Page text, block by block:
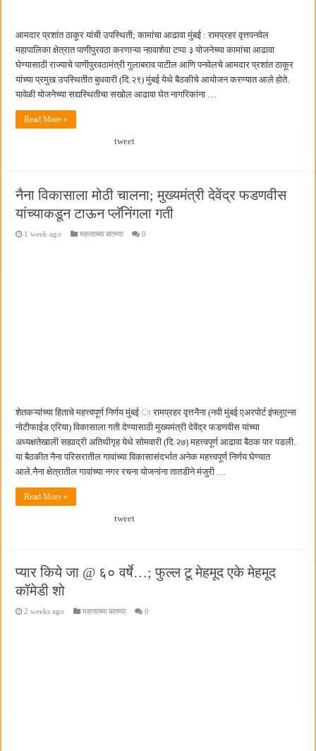
आमदार प्रशांत ठाकूर यांची उपस्थिती; कामांचा आढावा मुंबई : रामप्रहर वृत्तपनवेल
महापालिका क्षेत्रात पाणीपुरवठा करणाऱ्या न्हावाशेवा टप्पा ३ योजनेच्या कामांचा आढावा
घेण्यासाठी राज्याचे पाणीपुरवठामंत्री गुलाबराव पाटील आणि पनवेलचे आमदार प्रशांत ठाकूर
यांच्या प्रमुख उपस्थितीत बुधवारी (दि.२९) मुंबई येथे बैठकीचे आयोजन करण्यात आले होते.
यावेळी योजनेच्या सद्यस्थितीचा सखोल आढावा घेत नागरिकांना …
Read More »
tweet
नैना विकासाला मोठी चालना; मुख्यमंत्री देवेंद्र फडणवीस
यांच्याकडून टाऊन प्लॅनिंगला गती
1 week ago महत्वाच्या बातम्या 0
शेतकऱ्यांच्या हिताचे महत्त्वपूर्ण निर्णय मुंबई ः रामप्रहर वृत्तनैना (नवी मुंबई एअरपोर्ट इंफ्लूएन्स
नोटीफाईड एरिया) विकासाला गती देण्यासाठी मुख्यमंत्री देवेंद्र फडणवीस यांच्या
अध्यक्षतेखाली सह्याद्री अतिथीगृह येथे सोमवारी (दि.२७) महत्त्वपूर्ण आढावा बैठक पार पडली.
या बैठकीत नैना परिसरातील गावांच्या विकासासंदर्भात अनेक महत्त्वपूर्ण निर्णय घेण्यात
आले.नैना क्षेत्रातील गावांच्या नगर रचना योजनांना तातडीने मंजुरी …
Read More »
tweet
प्यार किये जा @ ६० वर्षे…; फुल्ल टू मेहमूद एके मेहमूद
कॉमेडी शो
2 weeks ago महत्वाच्या बातम्या 0